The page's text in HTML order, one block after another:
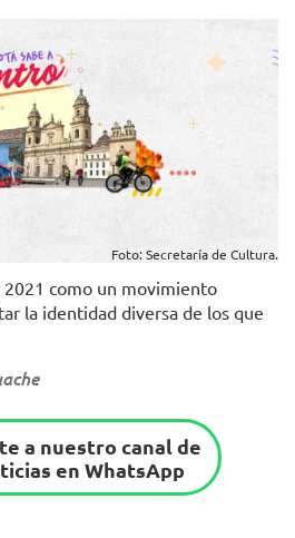
Foto: Secretaría de Cultura.
2021 como un movimiento
la identidad diversa de los que
a nuestro canal de
en WhatsApp